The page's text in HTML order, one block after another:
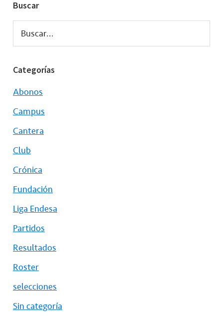
Buscar
Buscar...
Categorías
Abonos
Campus
Cantera
Club
Crónica
Fundación
Liga Endesa
Partidos
Resultados
Roster
selecciones
Sin categoría